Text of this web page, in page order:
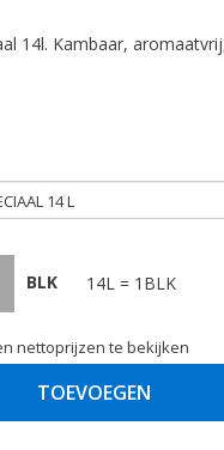
14l. Kambaar,
BLK 14L = 1BLK
nettoprijzen te bekijken
TOEVOEGEN